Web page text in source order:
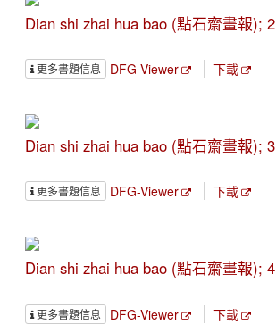
Dian shi zhai hua bao (點石齋畫報); 2
更多書題信息 DFG-Viewer 下載
Dian shi zhai hua bao (點石齋畫報); 3
更多書題信息 DFG-Viewer 下載
Dian shi zhai hua bao (點石齋畫報); 4
更多書題信息 DFG-Viewer 下載